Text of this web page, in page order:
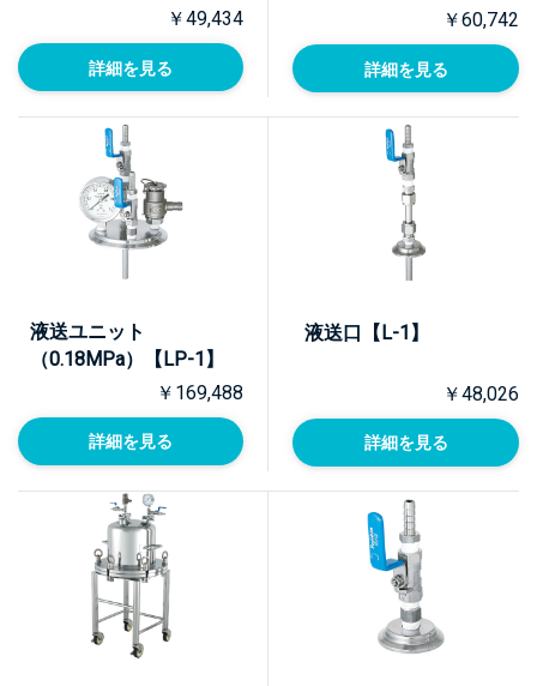
￥49,434
詳細を見る
￥60,742
詳細を見る
液送ユニット
（0.18MPa）【LP-1】
￥169,488
詳細を見る
液送口【L-1】
￥48,026
詳細を見る